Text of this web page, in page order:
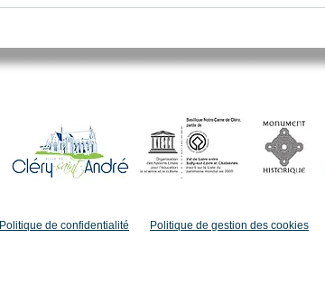
Politique de confidentialité Politique de gestion des cookies